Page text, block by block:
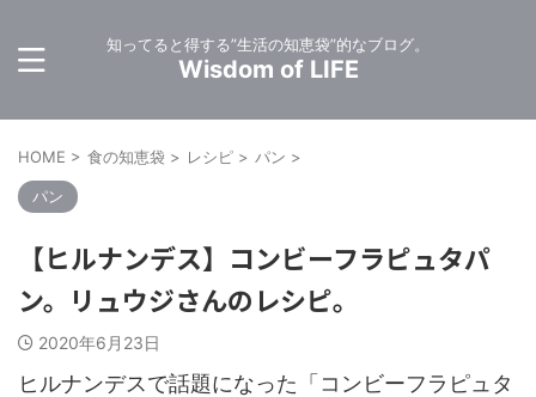
知ってると得する”生活の知恵袋”的なブログ。
Wisdom of LIFE
HOME > 食の知恵袋 > レシピ > パン >
パン
【ヒルナンデス】コンビーフラピュタパ
ン。リュウジさんのレシピ。
2020年6月23日
ヒルナンデスで話題になった「コンビーフラピュタ